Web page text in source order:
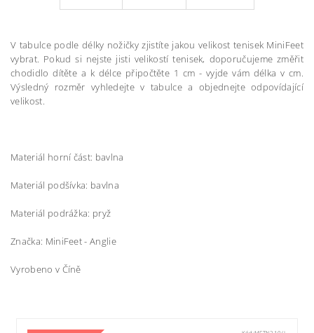
V tabulce podle délky nožičky zjistíte jakou velikost tenisek MiniFeet
vybrat. Pokud si nejste jisti velikostí tenisek, doporučujeme změřit
chodidlo dítěte a k délce připočtěte 1 cm - vyjde vám délka v cm.
Výsledný rozměr vyhledejte v tabulce a objednejte odpovídající
velikost.
Materiál horní část: bavlna
Materiál podšívka: bavlna
Materiál podrážka: pryž
Značka: MiniFeet - Anglie
Vyrobeno v Číně